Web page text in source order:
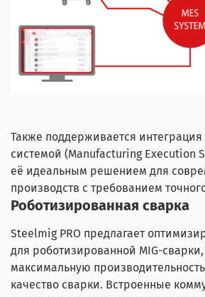
Также поддерживается интеграция
системой (Manufacturing Execution
её идеальным решением для
производств с требованием
Роботизированная сварка
Steelmig PRO предлагает
для роботизированной MIG-
максимальную
качество сварки. Встроенные